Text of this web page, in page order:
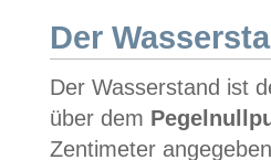
Der
Der Wasserstand ist
über dem
Zentimeter